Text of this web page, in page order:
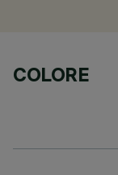
COLORE